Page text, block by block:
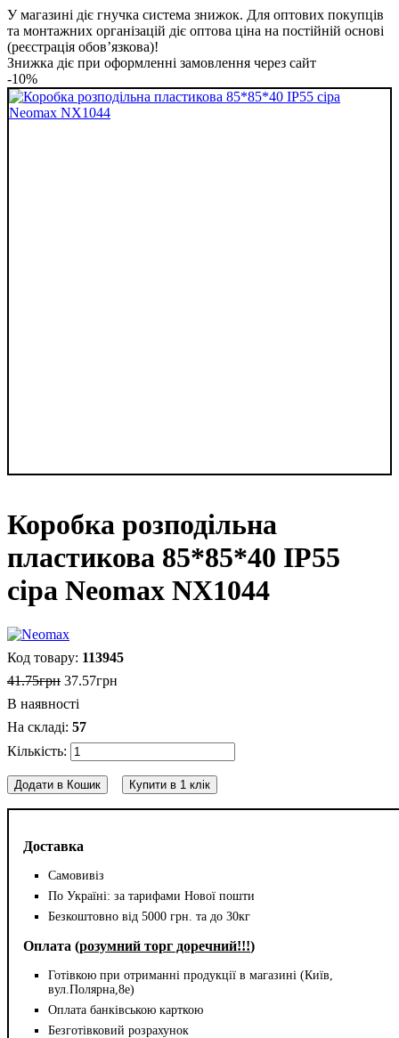
У магазині діє гнучка система знижок. Для оптових покупців
та монтажних організацій діє оптова ціна на постійній основі
(реєстрація обов’язкова)!
Знижка діє при оформленні замовлення через сайт
-10%
Коробка розподільна
пластикова 85*85*40 IP55
сіра Neomax NX1044
Доставка
Самовивіз
По Україні: за тарифами Нової пошти
Безкоштовно від 5000 грн. та до 30кг
Оплата (розумний торг доречний!!!)
Готівкою при отриманні продукції в магазині (Київ,
вул.Полярна,8е)
Оплата банківською карткою
Безготівковий розрахунок
113945
41.75грн 37.57грн
В наявності
57
Додати в Кошик Купити в 1 клік